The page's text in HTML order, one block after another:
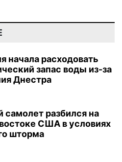
начала расходовать
запас воды из-за
Днестра
самолет разбился на
США в условиях
шторма